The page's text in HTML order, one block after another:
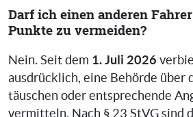
Darf ich einen anderen
Punkte zu vermeiden?
Nein. Seit dem 1. Juli 2026
ausdrücklich, eine Behörde über
täuschen oder entsprechende
vermitteln. Nach § 23 StVG sind